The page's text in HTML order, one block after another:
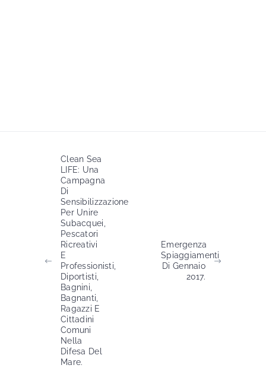
Clean Sea
LIFE: Una
Campagna
Di
Sensibilizzazione
Per Unire
Subacquei,
Pescatori
Ricreativi
E
Professionisti,
Diportisti,
Bagnini,
Bagnanti,
Ragazzi E
Cittadini
Comuni
Nella
Difesa Del
Mare.
Emergenza
Spiaggiamenti
Di Gennaio
2017.